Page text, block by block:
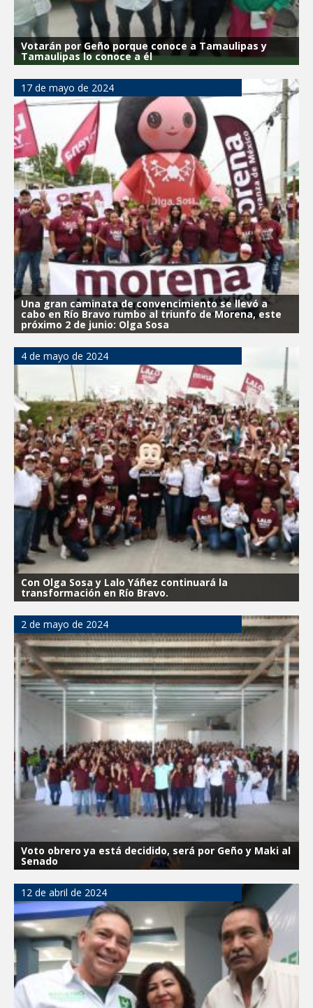
Votarán por Geño porque conoce a Tamaulipas y
Tamaulipas lo conoce a él
17 de mayo de 2024
Una gran caminata de convencimiento se llevó a
cabo en Río Bravo rumbo al triunfo de Morena, este
próximo 2 de junio: Olga Sosa
4 de mayo de 2024
Con Olga Sosa y Lalo Yáñez continuará la
transformación en Río Bravo.
2 de mayo de 2024
Voto obrero ya está decidido, será por Geño y Maki al
Senado
12 de abril de 2024